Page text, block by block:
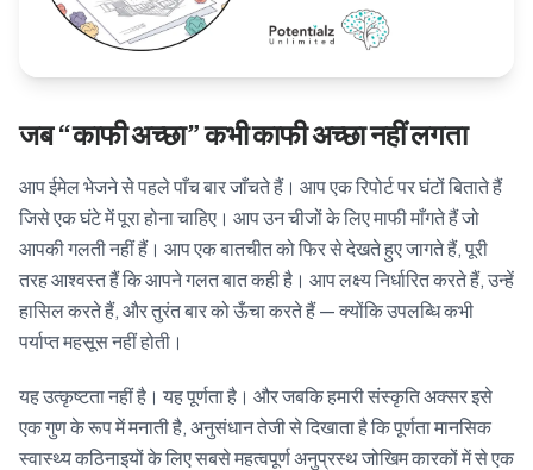
Book Appointment
जब “काफी अच्छा” कभी काफी अच्छा नहीं लगता
आप ईमेल भेजने से पहले पाँच बार जाँचते हैं। आप एक रिपोर्ट पर घंटों बिताते हैं
जिसे एक घंटे में पूरा होना चाहिए। आप उन चीजों के लिए माफी माँगते हैं जो
आपकी गलती नहीं हैं। आप एक बातचीत को फिर से देखते हुए जागते हैं, पूरी
तरह आश्वस्त हैं कि आपने गलत बात कही है। आप लक्ष्य निर्धारित करते हैं, उन्हें
हासिल करते हैं, और तुरंत बार को ऊँचा करते हैं — क्योंकि उपलब्धि कभी
पर्याप्त महसूस नहीं होती।
यह उत्कृष्टता नहीं है। यह पूर्णता है। और जबकि हमारी संस्कृति अक्सर इसे
एक गुण के रूप में मनाती है, अनुसंधान तेजी से दिखाता है कि पूर्णता मानसिक
स्वास्थ्य कठिनाइयों के लिए सबसे महत्वपूर्ण अनुप्रस्थ जोखिम कारकों में से एक